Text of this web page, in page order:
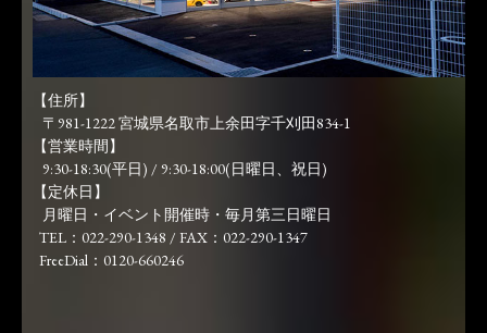
【住所】
〒981-1222 宮城県名取市上余田字千刈田834-1
【営業時間】
9:30-18:30(平日) / 9:30-18:00(日曜日、祝日)
【定休日】
月曜日・イベント開催時・毎月第三日曜日
TEL：022-290-1348 / FAX：022-290-1347
FreeDial：0120-660246